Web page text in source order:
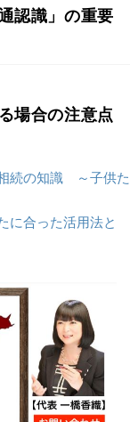
認識」の重要
場合の注意点
続の知識 ～子供た
に合った活用法と